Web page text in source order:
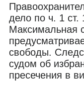
дело по ч. 1
Максимальная
свободы.
судом об
пресечения в